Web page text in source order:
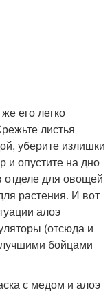
его легко
листья
уберите излишки
и опустите на дно
отделе для овощей
растения. И вот
алоэ
(отсюда и
бойцами
с медом и алоэ